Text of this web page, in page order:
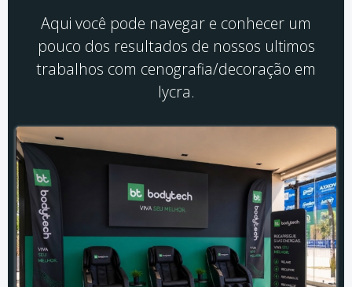
Aqui você pode navegar e conhecer um
pouco dos resultados de nossos ultimos
trabalhos com cenografia/decoração em
lycra.